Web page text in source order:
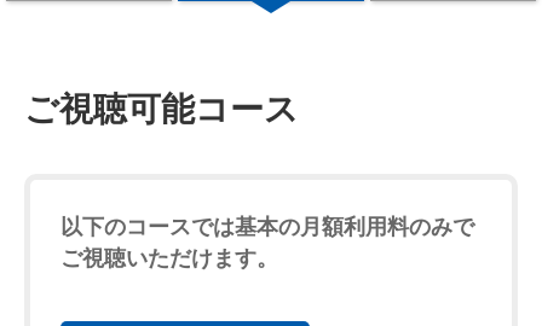
ご視聴可能コース
以下のコースでは基本の月額利用料のみで
ご視聴いただけます。